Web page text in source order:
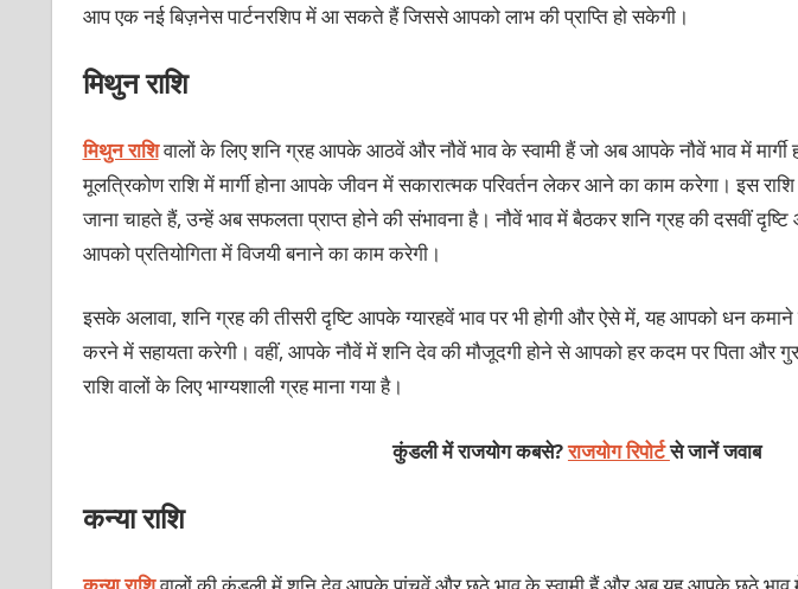
आप एक नई बिज़नेस पार्टनरशिप में आ सकते हैं जिससे आपको लाभ की प्राप्ति हो सकेगी।
मिथुन राशि
मिथुन राशिवालों के लिए शनि ग्रह आपके आठवें और नौवें भाव के स्वामी हैं जो अब आपके नौवें भाव में मार्गी
मूलत्रिकोण राशि में मार्गी होना आपके जीवन में सकारात्मक परिवर्तन लेकर आने का काम करेगा। इस
जाना चाहते हैं, उन्हें अब सफलता प्राप्त होने की संभावना है। नौवें भाव में बैठकर शनि ग्रह की दसवीं
आपको प्रतियोगिता में विजयी बनाने का काम करेगी।
इसके अलावा, शनि ग्रह की तीसरी दृष्टि आपके ग्यारहवें भाव पर भी होगी और ऐसे में, यह आपको धन
करने में सहायता करेगी। वहीं, आपके नौवें में शनि देव की मौजूदगी होने से आपको हर कदम पर पिता और
राशि वालों के लिए भाग्यशाली ग्रह माना गया है।
कुंडली में राजयोग कबसे?राजयोग रिपोर्टसे जानें जवाब
कन्या राशि